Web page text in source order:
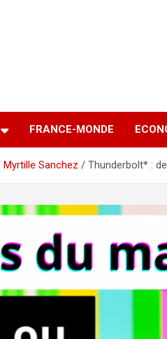
FRANCE-MONDE
Myrtille Sanchez Thunderbolt* :